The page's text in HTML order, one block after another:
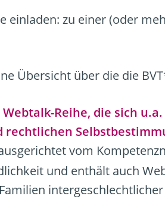
einladen: zu einer (oder
Übersicht über die die
Webtalk-Reihe, die sich
rechtlichen
vom
und enthält auch